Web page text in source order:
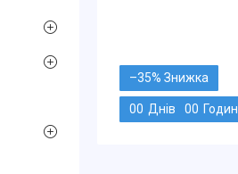
–35%
00 Днів 00 Годин